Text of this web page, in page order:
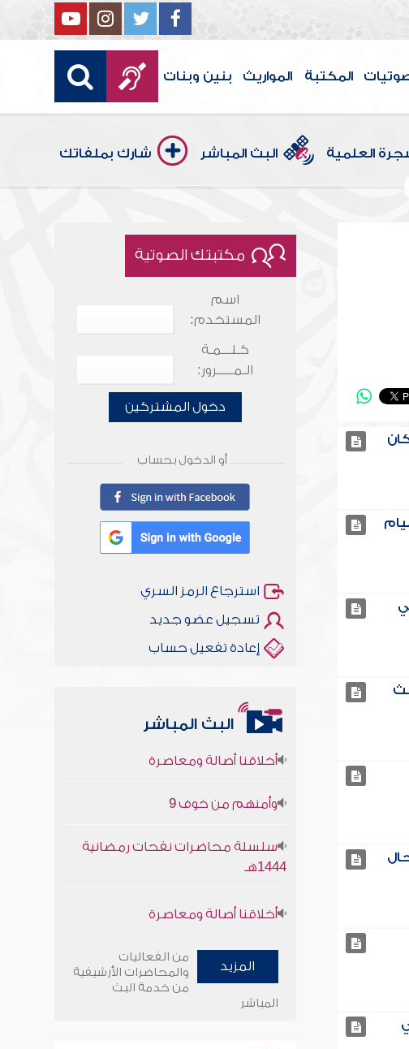
المكتبة المواريث بنين وبنات
العلمية البث المباشر شارك بملفاتك
مكتبتك الصوتية
اسم
المستخدم:
كـلـــمـة
الـمـــــرور:
دخول المشتركين
أو الدخول بحساب
استرجاع الرمز السري
تسجيل عضو جديد
إعادة تفعيل حساب
البث المباشر
أخلاقنا أصالة ومعاصرة
1444هـ
سلسلة محاضرات نفحات رمضانية
المزيد
من الفعاليات
والمحاضرات الأرشيفية
من خدمة البث
المباشر